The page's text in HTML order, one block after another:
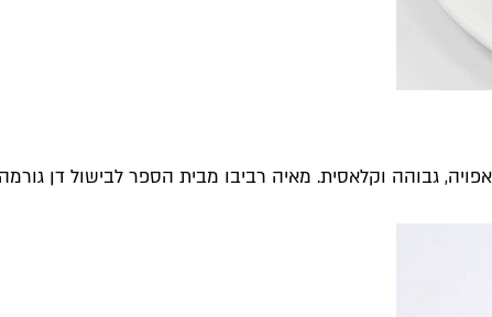
גבוהה וקלאסית. מאיה רביבו מבית הספר לבישול דן